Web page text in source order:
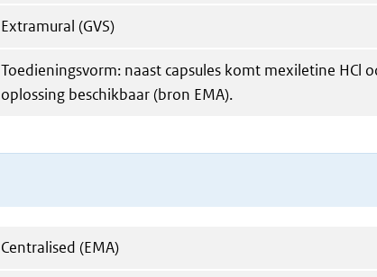
Extramural (GVS)
Toedieningsvorm: naast capsules komt mexiletine HCl
oplossing beschikbaar (bron EMA).
Centralised (EMA)